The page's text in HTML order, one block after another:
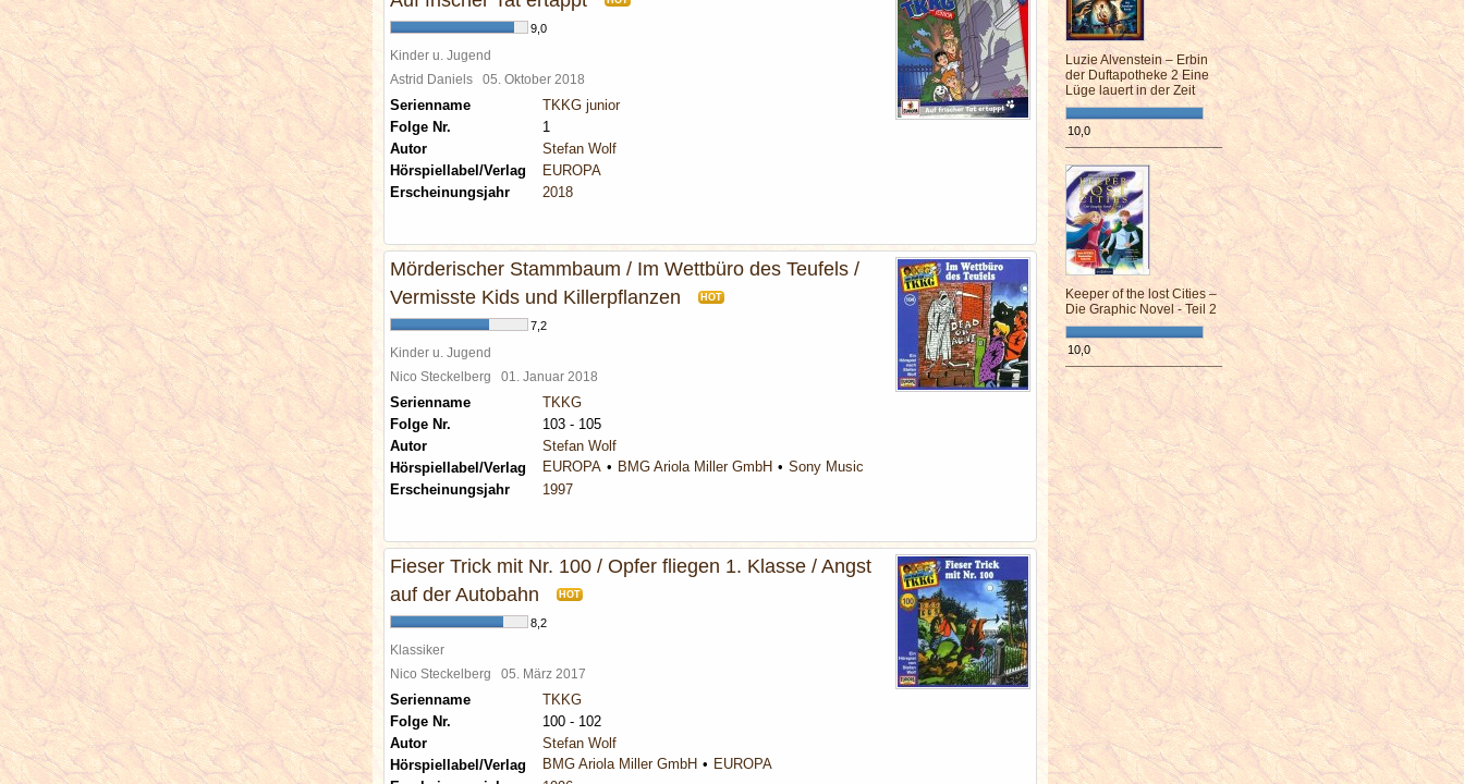
9,0
Kinder u. Jugend
Astrid Daniels 05. Oktober 2018
Serienname
TKKG junior
Folge Nr.
1
Autor
Stefan Wolf
Hörspiellabel/Verlag
EUROPA
Erscheinungsjahr
2018
Mörderischer Stammbaum / Im Wettbüro des Teufels /
Vermisste Kids und Killerpflanzen
HOT
7,2
Kinder u. Jugend
Nico Steckelberg 01. Januar 2018
Serienname
TKKG
Folge Nr.
103 - 105
Autor
Stefan Wolf
Hörspiellabel/Verlag
EUROPA BMG Ariola Miller GmbH
Sony Music
Erscheinungsjahr
1997
Fieser Trick mit Nr. 100 / Opfer fliegen 1. Klasse / Angst
auf der Autobahn
HOT
8,2
Klassiker
Nico Steckelberg 05. März 2017
Serienname
TKKG
Folge Nr.
100 - 102
Autor
Stefan Wolf
Hörspiellabel/Verlag
BMG Ariola Miller GmbH
EUROPA
Luzie Alvenstein – Erbin
der Duftapotheke 2 Eine
Lüge lauert in der Zeit
10,0
¯¯¯¯¯¯¯¯¯¯¯¯¯¯¯¯¯¯¯¯¯¯¯¯
Keeper of the lost Cities –
Die Graphic Novel - Teil 2
10,0
¯¯¯¯¯¯¯¯¯¯¯¯¯¯¯¯¯¯¯¯¯¯¯¯